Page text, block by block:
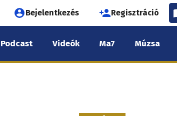
Felhasználói
fiók
menüje
Bejelentkezés Regisztráció
Podcast Videók Ma7 Múzsa